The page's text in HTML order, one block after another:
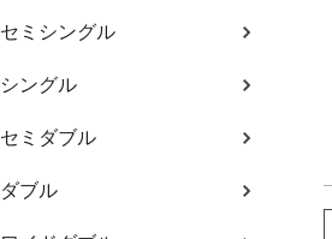
セミシングル
シングル
セミダブル
ダブル